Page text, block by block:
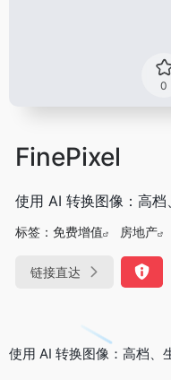
0
FinePixel
使用 AI 转换图像：高档
标签： 免费增值 房地产
链接直达
使用 AI 转换图像：高档、